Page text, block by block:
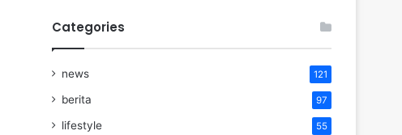
Categories
news 121
berita 97
lifestyle 55